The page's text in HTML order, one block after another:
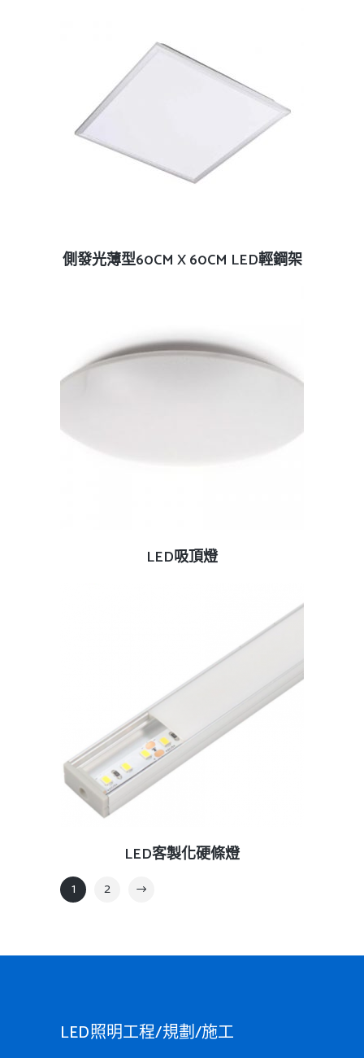
查看內容
側發光薄型60CM X 60CM LED輕鋼架
查看內容
LED吸頂燈
查看內容
LED客製化硬條燈
1 2
LED照明工程/規劃/施工